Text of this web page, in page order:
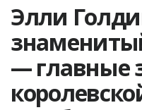
Элли
— главные